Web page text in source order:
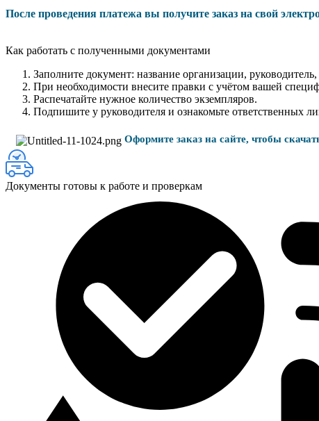
После проведения платежа вы получите заказ на свой
Как работать с полученными документами
Заполните документ: название организации,
При необходимости внесите правки с учётом вашей
Распечатайте нужное количество экземпляров.
Подпишите у руководителя и ознакомьте ответственных
Оформите заказ на сайте, чтобы
Документы готовы к работе и проверкам